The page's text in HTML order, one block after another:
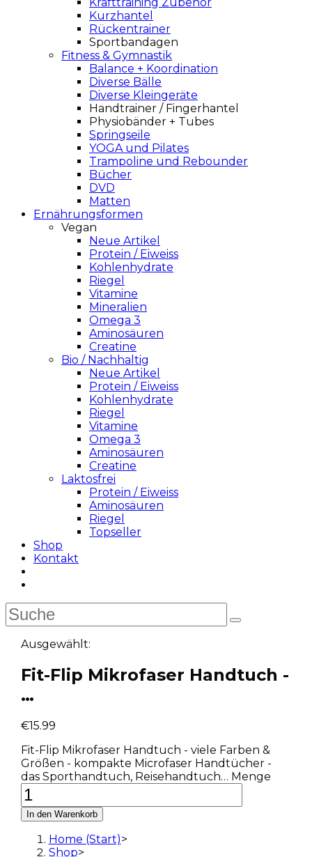
Kurzhantel
Rückentrainer
Sportbandagen
Fitness & Gymnastik
Balance + Koordination
Diverse Bälle
Diverse Kleingeräte
Handtrainer / Fingerhantel
Physiobänder + Tubes
Springseile
YOGA und Pilates
Trampoline und Rebounder
Bücher
DVD
Matten
Ernährungsformen
Vegan
Neue Artikel
Protein / Eiweiss
Kohlenhydrate
Riegel
Vitamine
Mineralien
Omega 3
Aminosäuren
Creatine
Bio / Nachhaltig
Neue Artikel
Protein / Eiweiss
Kohlenhydrate
Riegel
Vitamine
Omega 3
Aminosäuren
Creatine
Laktosfrei
Protein / Eiweiss
Aminosäuren
Riegel
Topseller
Shop
Kontakt
Ausgewählt:
Fit-Flip Mikrofaser Handtuch -
…
€15.99
Fit-Flip Mikrofaser Handtuch - viele Farben &
Größen - kompakte Microfaser Handtücher -
das Sporthandtuch, Reisehandtuch… Menge
In den Warenkorb
Home (Start)>
Shop>